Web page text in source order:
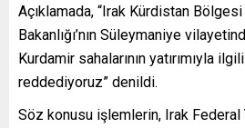
Açıklamada, “Irak Kürdistan
Bakanlığı’nın Süleymaniye
Kurdamir sahalarının yatırımıyla
reddediyoruz” denildi.
Söz konusu işlemlerin, Irak Federal